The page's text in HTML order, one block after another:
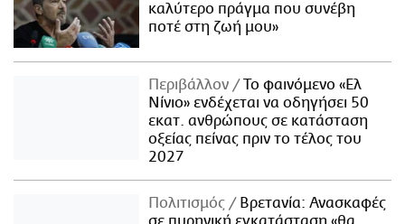
καλύτερο πράγμα που συνέβη
ποτέ στη ζωή μου»
Περιβάλλον
Το φαινόμενο «Ελ
Νίνιο» ενδέχεται να οδηγήσει 50
εκατ. ανθρώπους σε κατάσταση
οξείας πείνας πριν το τέλος του
2027
Πολιτισμός
Βρετανία: Ανασκαφές